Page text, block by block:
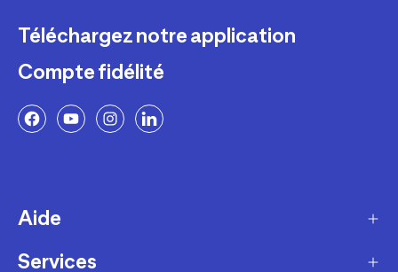
Téléchargez notre application
Compte fidélité
Aide
Livraison
Services